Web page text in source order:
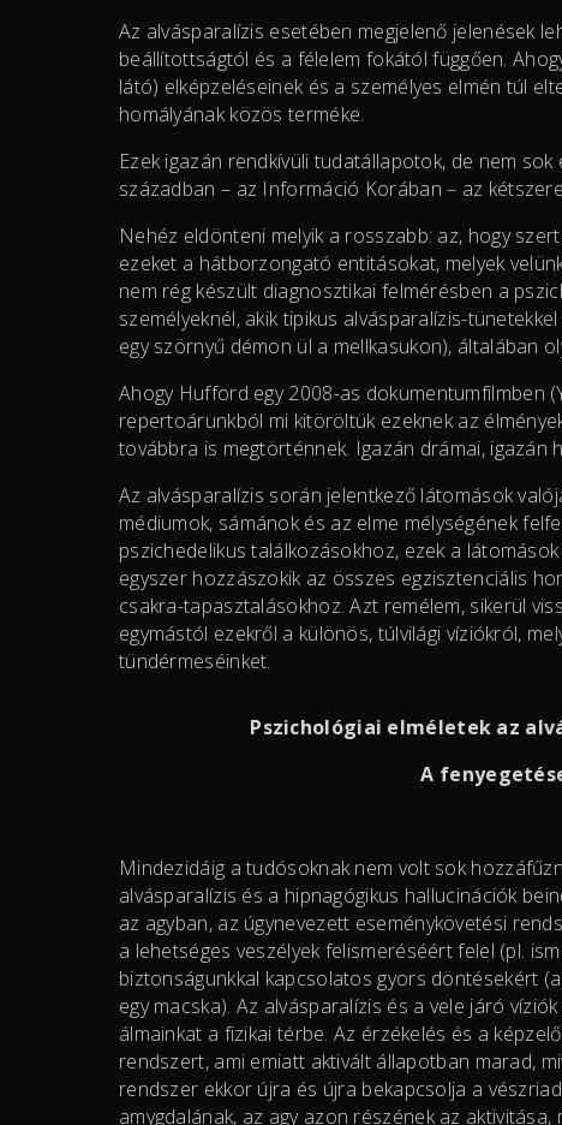
Az alvásparalízis esetében megjelenő jelenések
beállítottságtól és a félelem fokától függően.
látó) elképzeléseinek és a személyes elmén túl
homályának közös terméke.
Ezek igazán rendkívüli tudatállapotok, de nem
században – az Információ Korában – az
Nehéz eldönteni melyik a rosszabb: az, hogy
ezeket a hátborzongató entitásokat, melyek
nem rég készült diagnosztikai felmérésben a
személyeknél, akik tipikus alvásparalízis-
egy szörnyű démon ül a mellkasukon), általában
Ahogy Hufford egy 2008-as dokumentumfilmben
repertoárunkból mi kitöröltük ezeknek az
továbbra is megtörténnek. Igazán drámai,
Az alvásparalízis során jelentkező látomások
médiumok, sámánok és az elme mélységének
pszichedelikus találkozásokhoz, ezek a
egyszer hozzászokik az összes egzisztenciális
csakra-tapasztalásokhoz. Azt remélem, sikerül
egymástól ezekről a különös, túlvilági víziókról,
tündérmeséinket.
Pszichológiai elméletek az
A
Mindezidáig a tudósoknak nem volt sok
alvásparalízis és a hipnagógikus hallucinációk
az agyban, az úgynevezett eseménykövetési
a lehetséges veszélyek felismeréséért felel (pl.
biztonságunkkal kapcsolatos gyors döntésekért
egy macska). Az alvásparalízis és a vele járó
álmainkat a fizikai térbe. Az érzékelés és a
rendszert, ami emiatt aktivált állapotban marad,
rendszer ekkor újra és újra bekapcsolja a
amygdalának, az agy azon részének az